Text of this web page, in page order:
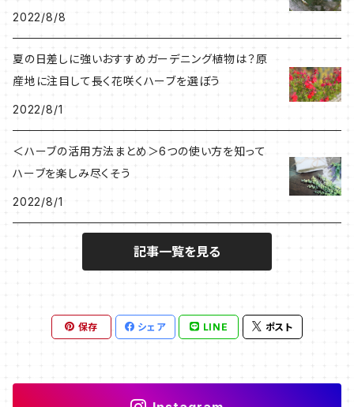
2022/8/8
夏の日差しに強いおすすめガーデニング植物は？原
産地に注目して長く花咲くハーブを選ぼう
2022/8/1
＜ハーブの活用方法まとめ＞6つの使い方を知って
ハーブを楽しみ尽くそう
2022/8/1
記事一覧を見る
保存 シェア LINE ポスト